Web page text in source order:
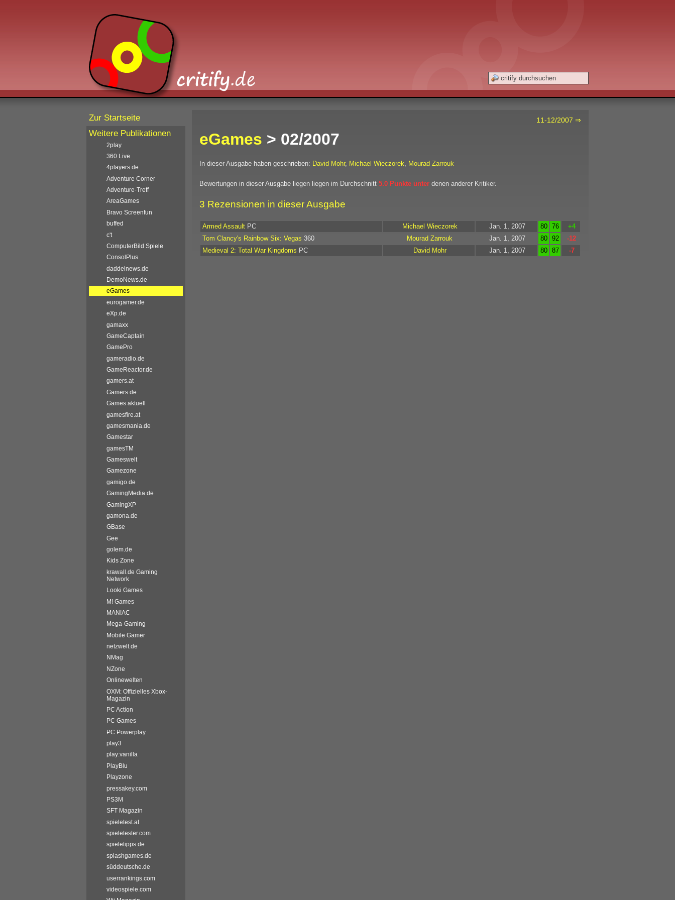
11-12/2007 ⇒
eGames > 02/2007
In dieser Ausgabe haben geschrieben: David Mohr, Michael Wieczorek Mourad Zarrouk
Bewertungen in dieser Ausgabe liegen liegen im Durchschnitt 5.0 Punkte unter denen anderer Kritiker.
3 Rezensionen in dieser Ausgabe
Armed Assault PC Michael Wieczorek Jan. 1, 2007 80 76
+4
Tom Clancy's Rainbow Six: Vegas 360 Mourad Zarrouk Jan. 1, 2007 80 92
-12
Medieval 2: Total War Kingdoms PC David Mohr Jan. 1, 2007 80 87 -7
Zur Startseite
Weitere Publikationen
2play
360 Live
4players.de
Adventure Corner
Adventure-Treff
AreaGames
Bravo Screenfun
buffed
c't
ComputerBild Spiele
ConsolPlus
daddelnews.de
DemoNews.de
eGames
eurogamer.de
eXp.de
gamaxx
GameCaptain
GamePro
gameradio.de
GameReactor.de
gamers.at
Gamers.de
Games aktuell
gamesfire.at
gamesmania.de
Gamestar
gamesTM
Gameswelt
Gamezone
gamigo.de
GamingMedia.de
GamingXP
gamona.de
GBase
Gee
golem.de
Kids Zone
krawall.de Gaming
Network
Looki Games
M! Games
MAN!AC
Mega-Gaming
Mobile Gamer
netzwelt.de
NMag
NZone
Onlinewelten
OXM: Offizielles Xbox-
Magazin
PC Action
PC Games
PC Powerplay
play3
play:vanilla
PlayBlu
Playzone
pressakey.com
PS3M
SFT Magazin
spieletest.at
spieletester.com
spieletipps.de
splashgames.de
süddeutsche.de
userrankings.com
videospiele.com